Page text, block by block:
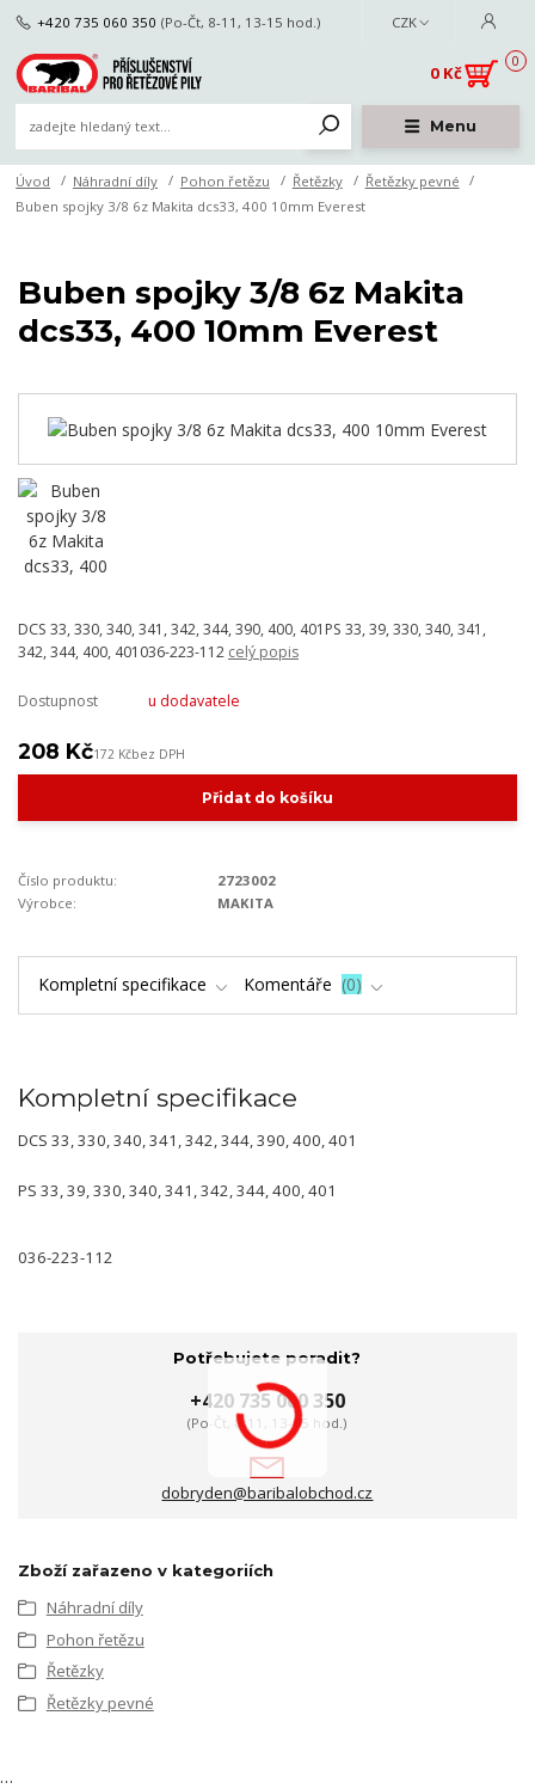
Menu
CZK
+420 735 060 350 (Po-Čt, 8-11, 13-15 hod.)
0
0 Kč
Úvod Náhradní díly Pohon řetězu Řetězky
Řetězky pevné
Buben spojky 3/8 6z Makita dcs33, 400 10mm Everest
Buben spojky 3/8 6z Makita
dcs33, 400 10mm Everest
DCS 33, 330, 340, 341, 342, 344, 390, 400, 401PS 33, 39, 330, 340, 341,
342, 344, 400, 401036-223-112 celý popis
Dostupnost u dodavatele
208 Kč172 Kčbez DPH
Přidat do košíku
Číslo produktu:
2723002
Výrobce:
MAKITA
Kompletní specifikace Komentáře 0
Kompletní specifikace
DCS 33,330,340,341,342,344,390,400,401
PS 33,39,330,340,341,342,344,400,401
036-223-112
Potřebujete poradit?
+420 735 060 350
(Po-Čt, 8-11, 13-15 hod.)
dobryden@baribalobchod.cz
Zboží zařazeno v kategoriích
Náhradní díly
Pohon řetězu
Řetězky
Řetězky pevné
…